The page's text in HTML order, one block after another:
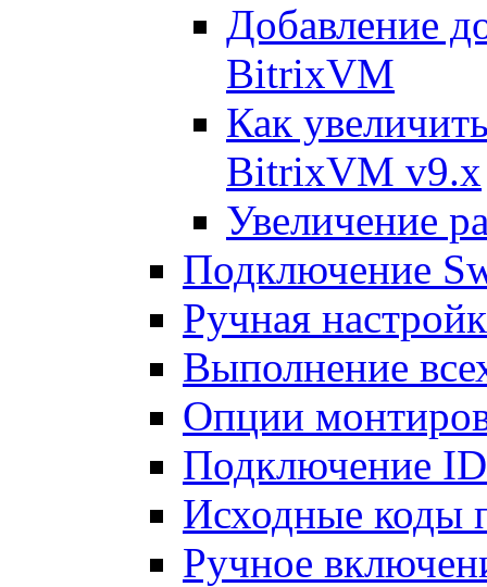
Добавление
BitrixVM
Как
BitrixVM v9.x
Увеличение
Подключение
Ручная
Выполнение
Опции
Подключение
Исходные коды
Ручное